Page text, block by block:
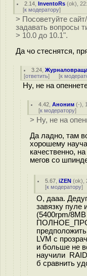
2.14 ,InventoRs (ok),
[к модератору]
> Посоветуйте
задавать вопросы
> 10.0 до 10.1".
Да чо стеснятся,
3.24 ,
[ответить] [к
Ну, не на
4.42 ,Аноним (-),
[к модератору]
> Ну, не на
Да ладно, там
хорошему
качественно,
мегов со
5.67 ,iZEN (ok),
[к модератору]
О, дааа.
завязку пуле
(5400rpm/
LVM с
и больше не
научили
б сравнить